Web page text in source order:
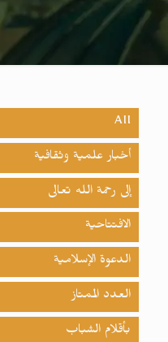
All
أخبار علمية وثقافية
إلى رحمة الله تعالى
الافتتاحية
الدعوة الإسلامية
العدد الممتاز
بأقلام الشباب